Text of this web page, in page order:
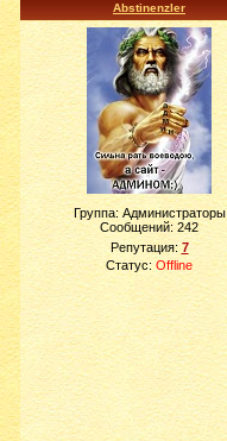
Abstinenzler
Группа: Администраторы
Сообщений: 242
Репутация: 7
Статус: Offline